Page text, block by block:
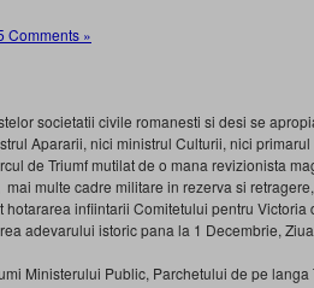
Comments »
societatii civile romanesti si desi se
Apararii, nici ministrul Culturii, nici
de Triumf mutilat de o mana revizionista
multe cadre militare in rezerva si
infiintarii Comitetului pentru Victoria
adevarului istoric pana la 1 Decembrie,
Ministerului Public, Parchetului de pe